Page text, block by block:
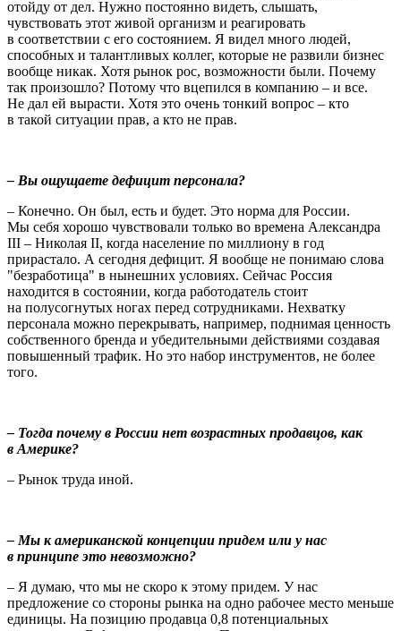
отойду от дел. Нужно постоянно видеть, слышать,
чувствовать этот живой организм и реагировать
в соответствии с его состоянием. Я видел много людей,
способных и талантливых коллег, которые не развили бизнес
вообще никак. Хотя рынок рос, возможности были. Почему
так произошло? Потому что вцепился в компанию – и все.
Не дал ей вырасти. Хотя это очень тонкий вопрос – кто
в такой ситуации прав, а кто не прав.
– Вы ощущаете дефицит персонала?
– Конечно. Он был, есть и будет. Это норма для России.
Мы себя хорошо чувствовали только во времена Александра
III – Николая II, когда население по миллиону в год
прирастало. А сегодня дефицит. Я вообще не понимаю слова
"безработица" в нынешних условиях. Сейчас Россия
находится в состоянии, когда работодатель стоит
на полусогнутых ногах перед сотрудниками. Нехватку
персонала можно перекрывать, например, поднимая ценность
собственного бренда и убедительными действиями создавая
повышенный трафик. Но это набор инструментов, не более
того.
– Тогда почему в России нет возрастных продавцов, как
в Америке?
– Рынок труда иной.
– Мы к американской концепции придем или у нас
в принципе это невозможно?
– Я думаю, что мы не скоро к этому придем. У нас
предложение со стороны рынка на одно рабочее место меньше
единицы. На позицию продавца 0,8 потенциальных